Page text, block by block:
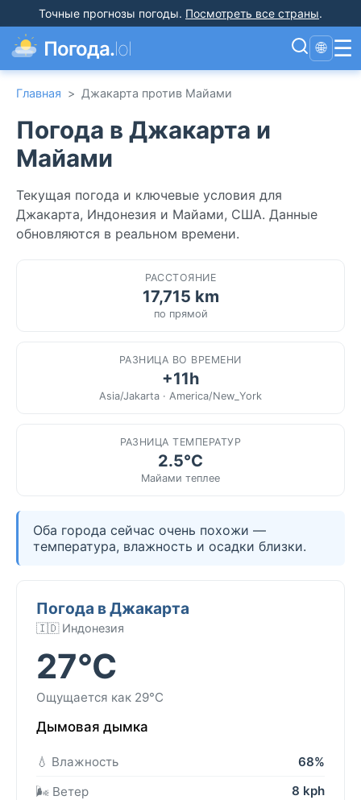
Точные прогнозы погоды. Посмотреть все страны.
Погода.lol 🌐 ☰
Главная > Джакарта против Майами
Погода в Джакарта и
Майами
Текущая погода и ключевые условия для
Джакарта, Индонезия и Майами, США. Данные
обновляются в реальном времени.
РАССТОЯНИЕ
17,715 km
по прямой
РАЗНИЦА ВО ВРЕМЕНИ
+11h
Asia/Jakarta · America/New_York
РАЗНИЦА ТЕМПЕРАТУР
2.5°C
Майами теплее
Оба города сейчас очень похожи —
температура, влажность и осадки близки.
Погода в Джакарта
🇮🇩 Индонезия
27°C
Ощущается как 29°C
Дымовая дымка
💧 Влажность
68%
🌬️ Ветер
8 kph